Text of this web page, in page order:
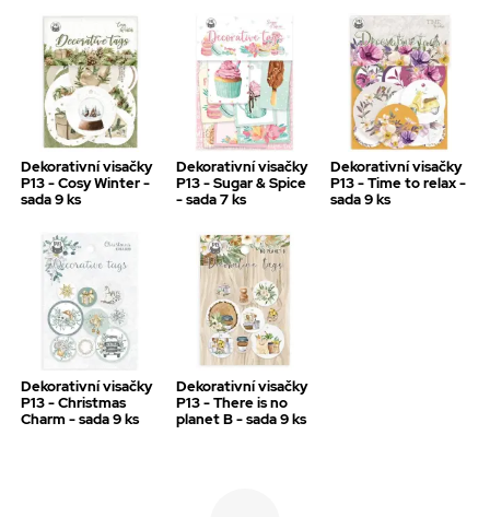
Dekorativní visačky
P13 - Cosy Winter -
sada 9 ks
Dekorativní visačky
P13 - Sugar & Spice
- sada 7 ks
Dekorativní visačky
P13 - Time to relax -
sada 9 ks
Dekorativní visačky
P13 - Christmas
Charm - sada 9 ks
Dekorativní visačky
P13 - There is no
planet B - sada 9 ks